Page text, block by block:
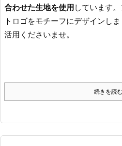
合わせた生地を使用 しています
トロゴをモチーフにデザインし
活用くださいませ。
続きを読